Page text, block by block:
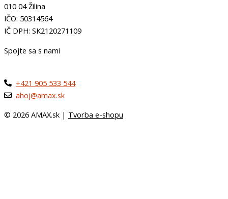
010 04 Žilina
IČO: 50314564
IČ DPH: SK2120271109
Spojte sa s nami
+421 905 533 544
ahoj@amax.sk
© 2026 AMAX.sk | Tvorba e-shopu